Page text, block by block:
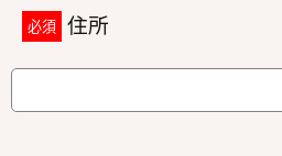
必須 住所